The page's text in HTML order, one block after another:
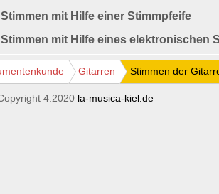
Stimmen mit Hilfe einer Stimmpfeife
Stimmen mit Hilfe eines elektronischen
Gitarren Stimmen der
4.2020 la-musica-kiel.de